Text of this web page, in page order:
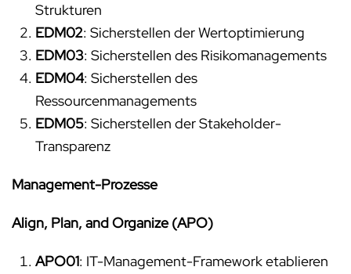
Strukturen
EDM02: Sicherstellen der Wertoptimierung
EDM03: Sicherstellen des Risikomanagements
EDM04: Sicherstellen des
Ressourcenmanagements
EDM05: Sicherstellen der Stakeholder-
Transparenz
Management-Prozesse
Align, Plan, and Organize (APO)
APO01: IT-Management-Framework etablieren